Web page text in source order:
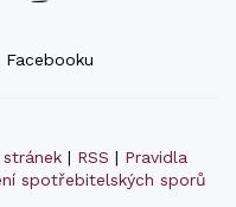
| RSS | Pravidla
spotřebitelských sporů